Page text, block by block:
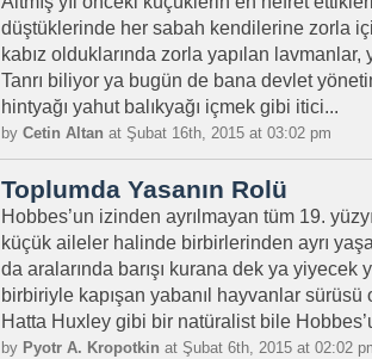
düştüklerinde her sabah kendilerine zorla
kabız olduklarında zorla yapılan
Tanrı biliyor ya bugün de bana devlet
hintyağı yahut balıkyağı içmek gibi itici...
by Cetin Altan at Şubat 16th, 2015 at 03:02 pm
Toplumda Yasanın Rolü
Hobbes’un izinden ayrılmayan tüm 19.
küçük aileler halinde birbirlerinden ayrı
da aralarında barışı kurana dek ya yiyecek
birbiriyle kapışan yabanıl hayvanlar
Hatta Huxley gibi bir natüralist bile
by Pyotr A. Kropotkin at Şubat 6th, 2015 at 02:02